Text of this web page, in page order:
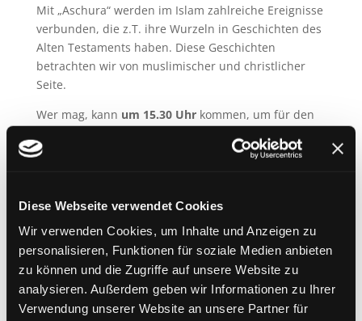
Diese Webseite verwendet Cookies
Wir verwenden Cookies, um Inhalte und Anzeigen zu
personalisieren, Funktionen für soziale Medien anbieten
zu können und die Zugriffe auf unsere Website zu
analysieren. Außerdem geben wir Informationen zu Ihrer
Verwendung unserer Website an unsere Partner für
Mit „Aschura“ werden im Islam zahlreiche Ereignisse
verbunden, die z.T. ihre Wurzeln in Geschichten des
Alten Testaments haben. Diese Geschichten
betrachten wir von muslimischer und christlicher
Seite.
Wer mag, kann um 15.30 Uhrkommen, um für den
Bayerischzellerstr. 5
Anmeldung bei Kathrin Neumann
SommerHofKonzerte
In Kooperation mit dem Nachbarschaftstreff